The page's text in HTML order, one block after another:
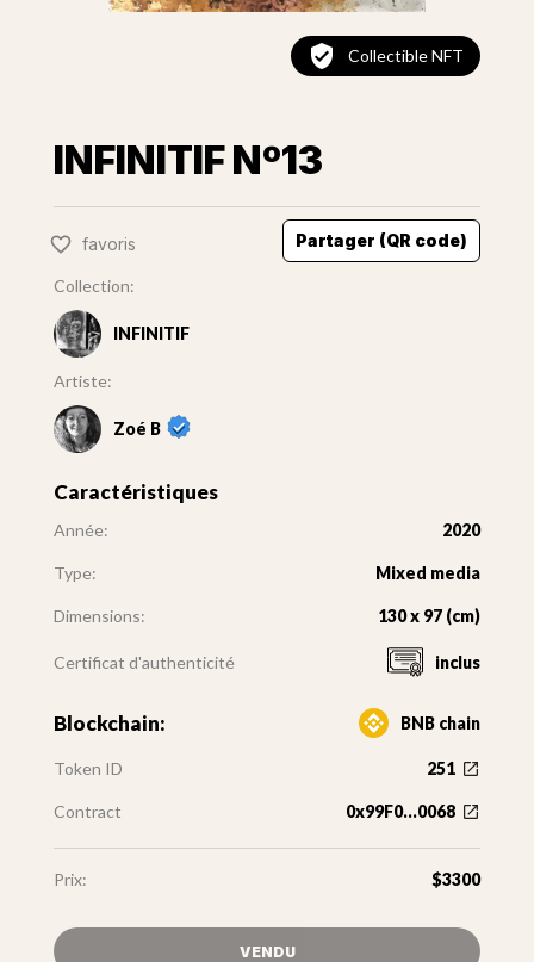
Collectible NFT
INFINITIF Nº13
favoris Partager (QR code)
Collection:
INFINITIF
Artiste:
Zoé B
Caractéristiques
Année: 2020
Type: Mixed media
Dimensions: 130 x 97 (cm)
Certificat d'authenticité inclus
Blockchain: BNB chain
Token ID 251
Contract 0x99F0...0068
Prix: $3300
VENDU